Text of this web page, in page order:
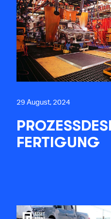
29 August, 2024
FERTIGUNG